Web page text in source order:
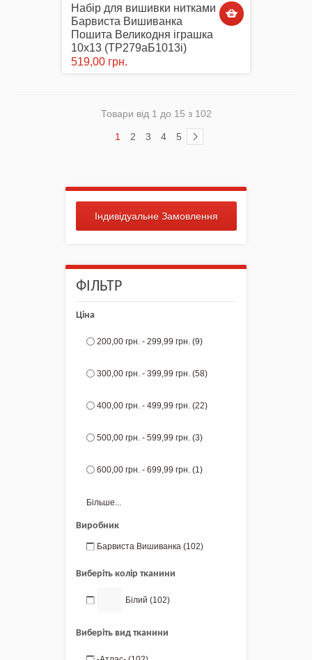
Набір для вишивки нитками
Барвиста Вишиванка
Пошита Великодня іграшка
10х13 (ТР279аБ1013i)
519,00 грн.
Товари від 1 до 15 з 102
1 2 3 4 5
Індивідуальне Замовлення
ФІЛЬТР
Ціна
200,00 грн. - 299,99 грн. (9)
300,00 грн. - 399,99 грн. (58)
400,00 грн. - 499,99 грн. (22)
500,00 грн. - 599,99 грн. (3)
600,00 грн. - 699,99 грн. (1)
Більше...
Виробник
Барвиста Вишиванка (102)
Виберіть колір тканини
Білий (102)
Виберіть вид тканини